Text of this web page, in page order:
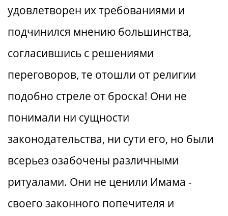
удовлетворен их требованиями и
подчинился мнению большинства,
согласившись с решениями
переговоров, те отошли от религии
подобно стреле от броска! Они не
понимали ни сущности
законодательства, ни сути его, но были
всерьез озабочены различными
ритуалами. Они не ценили Имама -
своего законного попечителя и